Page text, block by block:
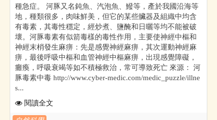
種急症。 河豚又名鈍魚、汽泡魚、鱍等，產於我國沿海等
地，種類很多，肉味鮮美，但它的某些臟器及組織中均含
有毒素，其毒性穩定，經炒煮、鹽醃和日曬等均不能被破
壞。河豚毒素有似箭毒樣的毒性作用，主要使神經中樞和
神經末梢發生麻痹：先是感覺神經麻痹，其次運動神經麻
痹，最後呼吸中樞和血管神經中樞麻痹，出現感覺障礙，
癱瘓，呼吸衰竭等如不積極救治，常可導致死亡 來源： 河
豚毒素中毒 http://www.cyber-medic.com/medic_puzzle/illne
s...
閱讀全文